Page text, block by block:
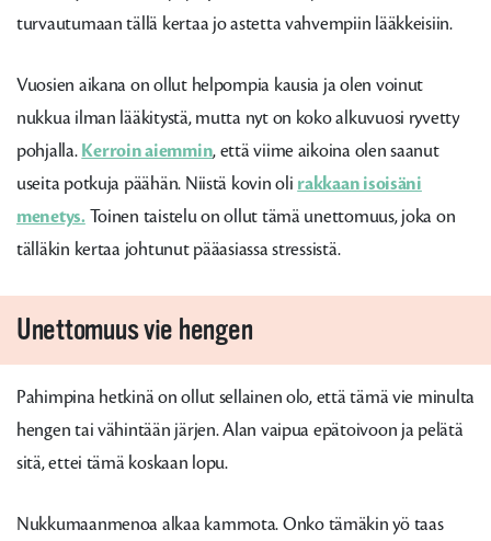
turvautumaan tällä kertaa jo astetta vahvempiin lääkkeisiin.
Vuosien aikana on ollut helpompia kausia ja olen voinut
nukkua ilman lääkitystä, mutta nyt on koko alkuvuosi ryvetty
pohjalla.Kerroin aiemmin, että viime aikoina olen saanut
useita potkuja päähän. Niistä kovin oli rakkaan isoisäni
menetys. Toinen taistelu on ollut tämä unettomuus, joka on
tälläkin kertaa johtunut pääasiassa stressistä.
Unettomuus vie hengen
Pahimpina hetkinä on ollut sellainen olo, että tämä vie minulta
hengen tai vähintään järjen. Alan vaipua epätoivoon ja pelätä
sitä, ettei tämä koskaan lopu.
Nukkumaanmenoa alkaa kammota. Onko tämäkin yö taas